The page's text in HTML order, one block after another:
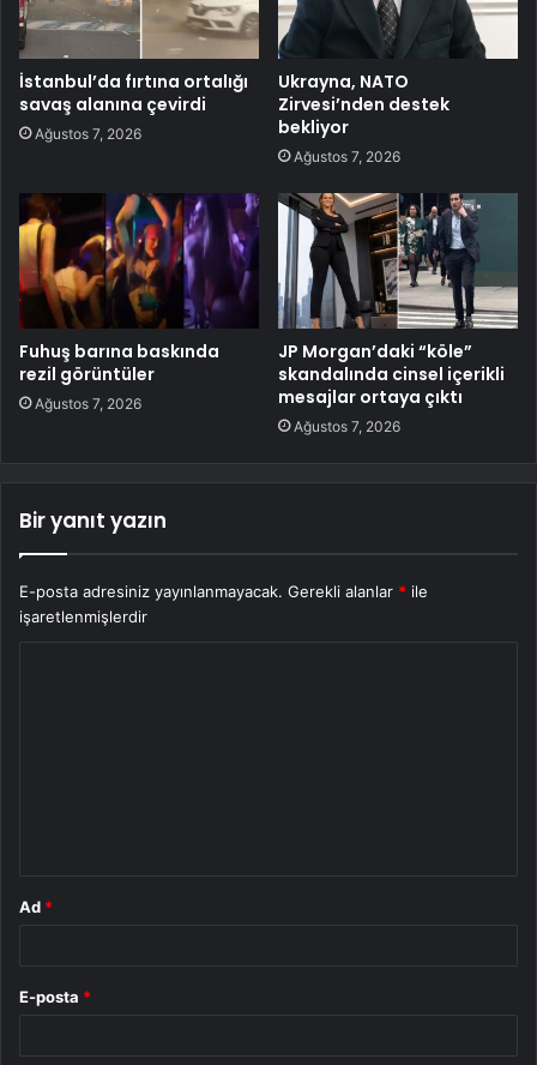
İstanbul’da fırtına ortalığı
savaş alanına çevirdi
Ağustos 7, 2026
Ukrayna, NATO
Zirvesi’nden destek
bekliyor
Ağustos 7, 2026
Fuhuş barına baskında
rezil görüntüler
Ağustos 7, 2026
JP Morgan’daki “köle”
skandalında cinsel içerikli
mesajlar ortaya çıktı
Ağustos 7, 2026
Bir yanıt yazın
E-posta adresiniz yayınlanmayacak. Gerekli alanlar * ile
işaretlenmişlerdir
Ad *
E-posta *